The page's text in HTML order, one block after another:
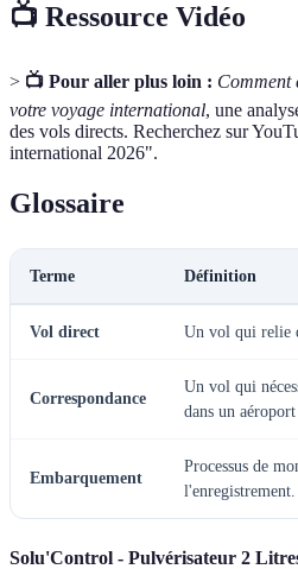
📺 Ressource Vidéo
> 📺 Pour aller plus loin : Comment
votre voyage international, une
des vols directs. Recherchez sur
international 2026".
Glossaire
Terme Définition
Vol direct Un vol qui relie
Correspondance
Un vol qui
dans un
Embarquement
Processus de
l'enregistrement.
Solu'Control - Pulvérisateur 2